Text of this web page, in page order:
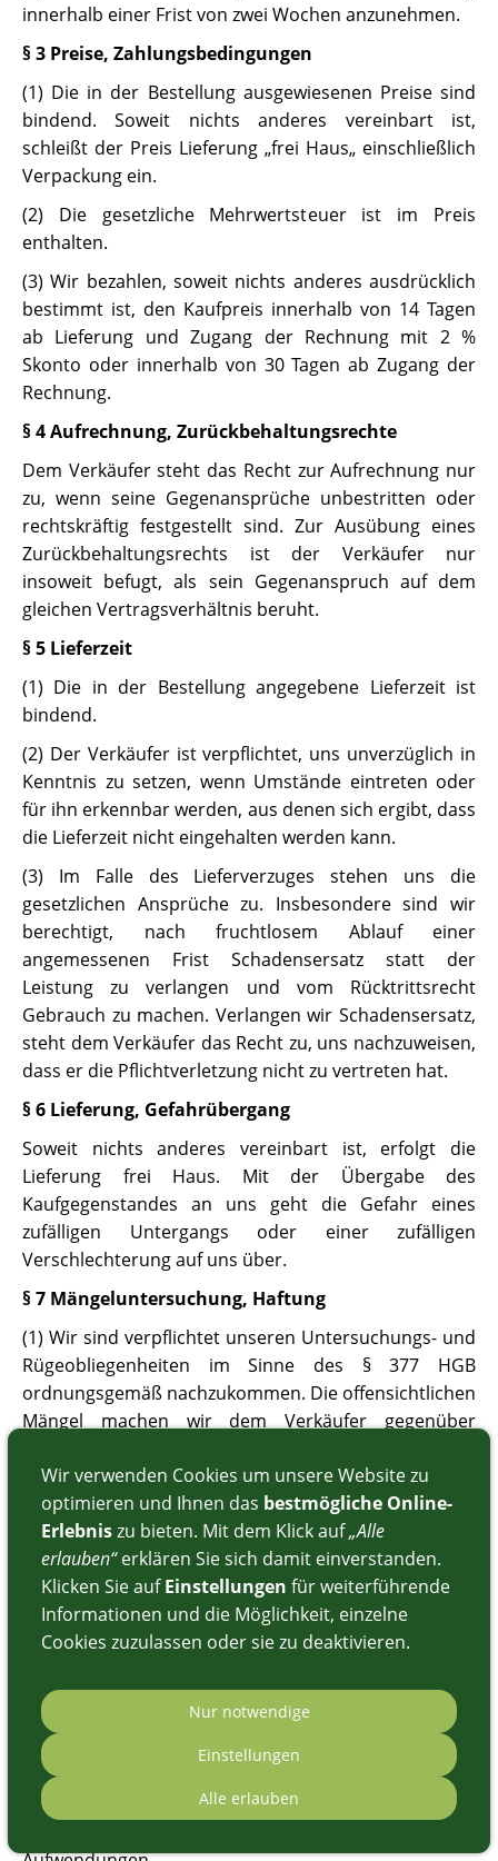
innerhalb einer Frist von zwei Wochen anzunehmen.
§ 3 Preise, Zahlungsbedingungen
(1) Die in der Bestellung ausgewiesenen Preise sind
bindend. Soweit nichts anderes vereinbart ist,
schleißt der Preis Lieferung „frei Haus„ einschließlich
Verpackung ein.
(2) Die gesetzliche Mehrwertsteuer ist im Preis
enthalten.
(3) Wir bezahlen, soweit nichts anderes ausdrücklich
bestimmt ist, den Kaufpreis innerhalb von 14 Tagen
ab Lieferung und Zugang der Rechnung mit 2 %
Skonto oder innerhalb von 30 Tagen ab Zugang der
Rechnung.
§ 4 Aufrechnung, Zurückbehaltungsrechte
Dem Verkäufer steht das Recht zur Aufrechnung nur
zu, wenn seine Gegenansprüche unbestritten oder
rechtskräftig festgestellt sind. Zur Ausübung eines
Zurückbehaltungsrechts ist der Verkäufer nur
insoweit befugt, als sein Gegenanspruch auf dem
gleichen Vertragsverhältnis beruht.
§ 5 Lieferzeit
(1) Die in der Bestellung angegebene Lieferzeit ist
bindend.
(2) Der Verkäufer ist verpflichtet, uns unverzüglich in
Kenntnis zu setzen, wenn Umstände eintreten oder
für ihn erkennbar werden, aus denen sich ergibt, dass
die Lieferzeit nicht eingehalten werden kann.
(3) Im Falle des Lieferverzuges stehen uns die
gesetzlichen Ansprüche zu. Insbesondere sind wir
berechtigt, nach fruchtlosem Ablauf einer
angemessenen Frist Schadensersatz statt der
Leistung zu verlangen und vom Rücktrittsrecht
Gebrauch zu machen. Verlangen wir Schadensersatz,
steht dem Verkäufer das Recht zu, uns nachzuweisen,
dass er die Pflichtverletzung nicht zu vertreten hat.
§ 6 Lieferung, Gefahrübergang
Soweit nichts anderes vereinbart ist, erfolgt die
Lieferung frei Haus. Mit der Übergabe des
Kaufgegenstandes an uns geht die Gefahr eines
zufälligen Untergangs oder einer zufälligen
Verschlechterung auf uns über.
§ 7 Mängeluntersuchung, Haftung
(1) Wir sind verpflichtet unseren Untersuchungs- und
Rügeobliegenheiten im Sinne des § 377 HGB
ordnungsgemäß nachzukommen. Die offensichtlichen
Mängel machen wir dem Verkäufer gegenüber
Werktagen nach dem Eingang der Ware am
Bestimmungsort, die verdeckten Mängel un-
verzüglich nach ihrer Entdeckung schriftlich geltend.
(2) Ist der Kaufgegenstand mangelhaft, stehen uns die
gesetzlichen Gewährleistungsansprüche ungekürzt
zu. Insbesondere sind wir berechtigt, vom Verkäufer
nach unserer Wahl Mangelbeseitigung oder Lieferung
Schadensersatz, insbesondere auf Schadensersatz
statt der Leistung bleibt ausdrücklich vorbehalten.
(3) Der Verkäufer haftet für sämtliche uns aufgrund
der Mängel des Kaufgegenstandes mittelbar oder
Wir verwenden Cookies um unsere Website zu
optimieren und Ihnen das bestmögliche Online-
Erlebniszu bieten. Mit dem Klick auf„Alle
erlauben“erklären Sie sich damit einverstanden.
Klicken Sie aufEinstellungen für weiterführende
Informationen und die Möglichkeit, einzelne
Cookies zuzulassen oder sie zu deaktivieren.
Nur notwendige
Einstellungen
Alle erlauben